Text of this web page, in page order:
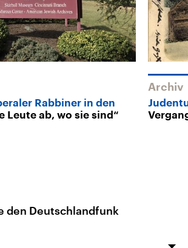
Rabbiner in den
Leute ab, wo sie sind“
Archiv
den Deutschlandfunk